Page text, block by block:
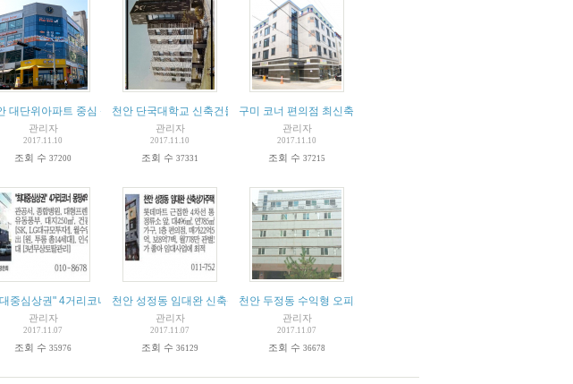
익률 11.5%
대단위아파트 중심 상업빌딩
관리자
2017.11.10
조회 수 37200
천안 단국대학교 신축건물 매매
관리자
2017.11.10
조회 수 37331
구미 코너 편의점 최신축 상가주택
관리자
2017.11.10
조회 수 37215
중심상권" 4거리코너 몽땅4억대!!
관리자
2017.11.07
조회 수 35976
천안 성정동 임대완 신축상가주택
관리자
2017.11.07
조회 수 36129
천안 두정동 수익형 오피스텔 수익률 14%
관리자
2017.11.07
조회 수 36678